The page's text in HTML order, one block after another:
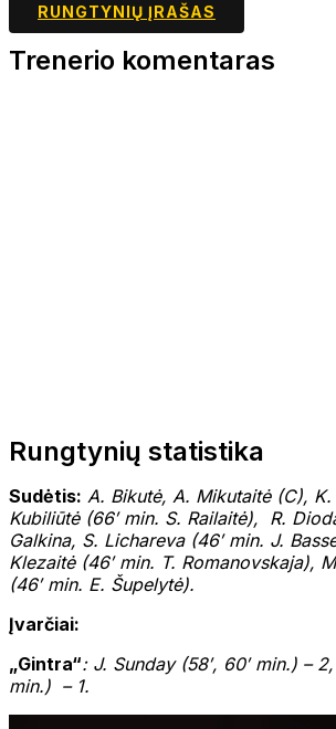
RUNGTYNIŲ ĮRAŠAS
Trenerio komentaras
Rungtynių statistika
Sudėtis: A. Bikutė, A. Mikutaitė (C), K.
Kubiliūtė (66′ min. S. Railaitė), R.
Galkina, S. Lichareva (46′ min. J.
Klezaitė (46′ min. T. Romanovskaja),
(46′ min. E. Šupelytė).
Įvarčiai:
„Gintra“: J. Sunday (58′, 60′ min.) –
min.) – 1.